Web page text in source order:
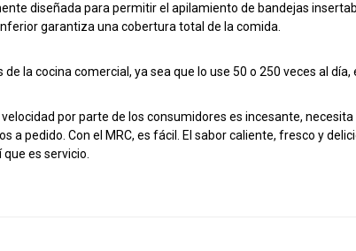
diseñada para permitir el apilamiento de bandejas
garantiza una cobertura total de la comida.
la cocina comercial, ya sea que lo use 50 o 250 veces al día,
por parte de los consumidores es incesante,
a pedido. Con el MRC, es fácil. El sabor caliente, fresco y
es servicio.